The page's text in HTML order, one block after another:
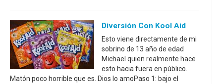
Diversión Con Kool Aid
Esto viene directamente de mi
sobrino de 13 año de edad
Michael quien realmente hace
esto hacia fuera en público.
Matón poco horrible que es. Dios lo amoPaso 1: bajo el